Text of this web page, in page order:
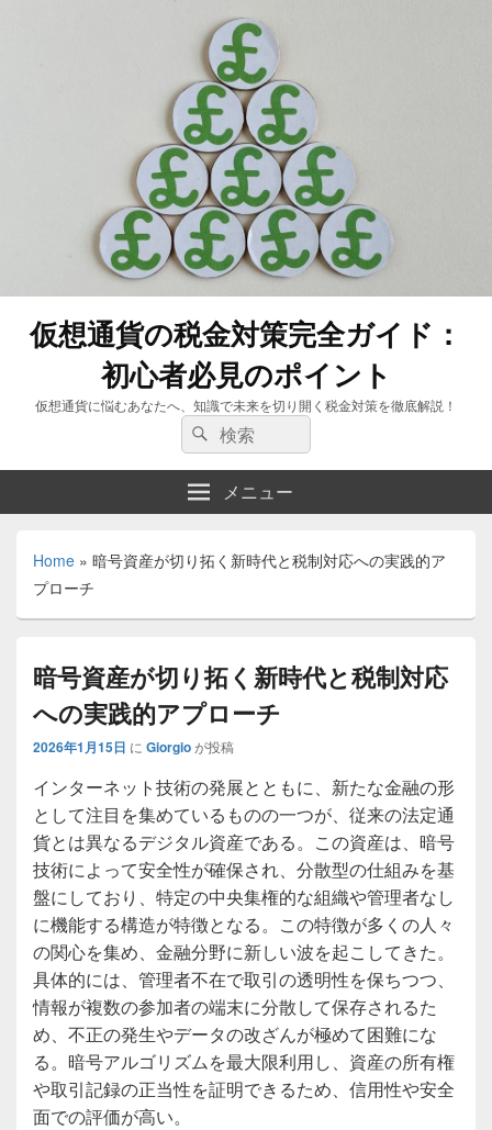
仮想通貨の税金対策完全ガイド：
初心者必見のポイント
仮想通貨に悩むあなたへ、知識で未来を切り開く税金対策を徹底解説！
検
索:
検
索
メニュー
Home » 暗号資産が切り拓く新時代と税制対応への実践的ア
プローチ
暗号資産が切り拓く新時代と税制対応
への実践的アプローチ
2026年1月15日 に Giorgioが投稿
インターネット技術の発展とともに、新たな金融の形
として注目を集めているものの一つが、従来の法定通
貨とは異なるデジタル資産である。 この資産は、暗号
技術によって安全性が確保され、分散型の仕組みを基
盤にしており、特定の中央集権的な組織や管理者なし
に機能する構造が特徴となる。この特徴が多くの人々
の関心を集め、金融分野に新しい波を起こしてきた。
具体的には、管理者不在で取引の透明性を保ちつつ、
情報が複数の参加者の端末に分散して保存されるた
め、不正の発生やデータの改ざんが極めて困難にな
る。暗号アルゴリズムを最大限利用し、資産の所有権
や取引記録の正当性を証明できるため、信用性や安全
面での評価が高い。